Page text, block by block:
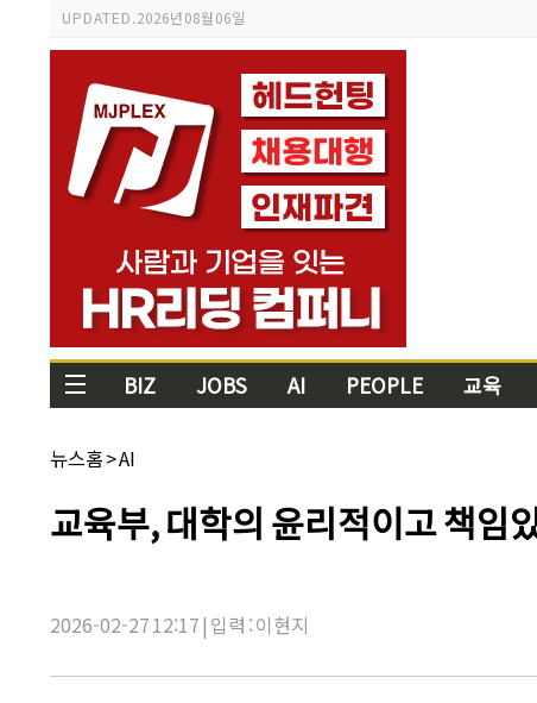
UPDATED.2026년 08월 06일
BIZ JOBS AI PEOPLE 교육
채
널
뉴스홈>AI
기
사
교육부, 대학의 윤리적이고 책임
2026-02-27 12:17 | 입력 : 이현지